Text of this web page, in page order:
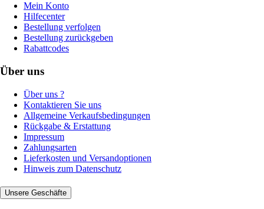
Mein Konto
Hilfecenter
Bestellung verfolgen
Bestellung zurückgeben
Rabattcodes
Über uns
Über uns ?
Kontaktieren Sie uns
Allgemeine Verkaufsbedingungen
Rückgabe & Erstattung
Impressum
Zahlungsarten
Lieferkosten und Versandoptionen
Hinweis zum Datenschutz
Unsere Geschäfte